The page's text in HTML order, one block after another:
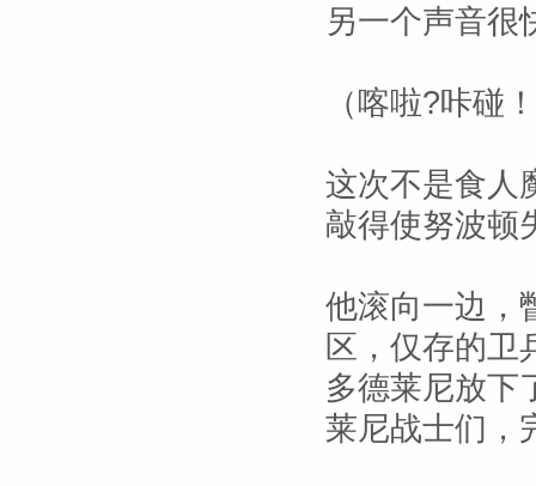
另一个声音很
（喀啦?咔碰
这次不是食人
敲得使努波顿
他滚向一边，
区，仅存的卫
多德莱尼放下
莱尼战士们，